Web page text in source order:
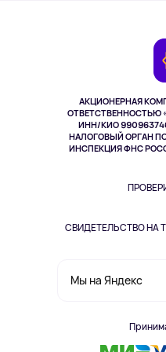
АКЦИОНЕРНАЯ
ОТВЕТСТВЕННОСТЬЮ
ИНН/КИО
НАЛОГОВЫЙ ОРГАН
ИНСПЕКЦИЯ ФНС
СВИДЕТЕЛЬСТВО НА
Мы на Яндекс
Здоровье питомцев
Одежда и аксессуары